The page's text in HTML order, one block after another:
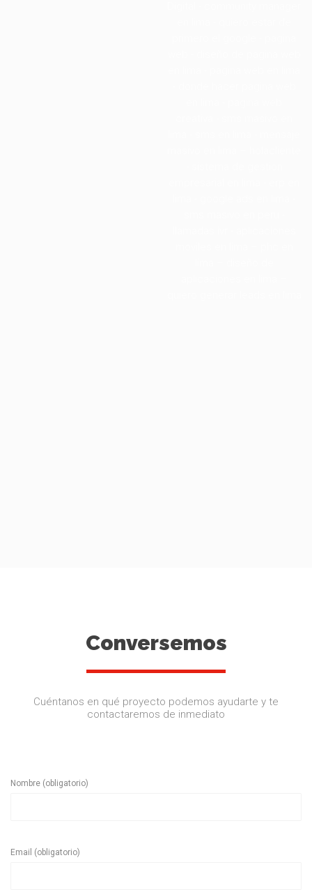
Conversemos
Cuéntanos en qué proyecto podemos ayudarte y te
contactaremos de inmediato
Nombre (obligatorio)
Email (obligatorio)